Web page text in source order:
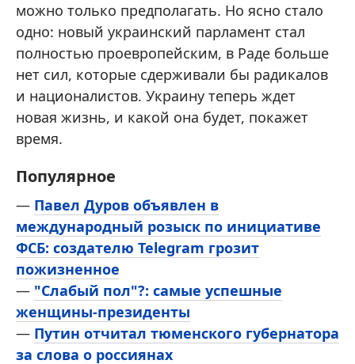
можно только предполагать. Но ясно стало
одно: новый украинский парламент стал
полностью проевропейским, в Раде больше
нет сил, которые сдерживали бы радикалов
и националистов. Украину теперь ждет
новая жизнь, и какой она будет, покажет
время.
Популярное
— Павел Дуров объявлен в
международный розыск по инициативе
ФСБ: создателю Telegram грозит
пожизненное
— "Слабый пол"?: самые успешные
женщины-президенты
— Путин отчитал тюменского губернатора
за слова о россиянах